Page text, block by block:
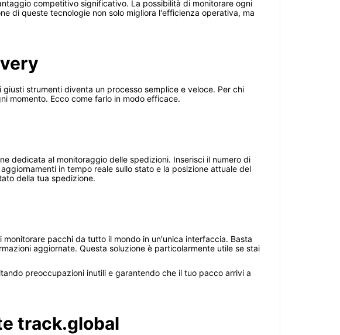
competitivo significativo. La possibilità di monitorare ogni
di queste tecnologie non solo migliora l'efficienza operativa, ma
strumenti diventa un processo semplice e veloce. Per chi
momento. Ecco come farlo in modo efficace.
dedicata al monitoraggio delle spedizioni. Inserisci il numero di
in tempo reale sullo stato e la posizione attuale del
della tua spedizione.
pacchi da tutto il mondo in un'unica interfaccia. Basta
aggiornate. Questa soluzione è particolarmente utile se stai
preoccupazioni inutili e garantendo che il tuo pacco arrivi a
track.global